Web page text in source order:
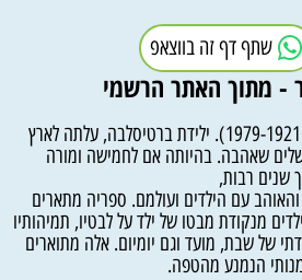
שתף דף זה בווצאפ
- מתוך האתר הרשמי
רבקה אליצור, סופרת ילדים (1979-1921). ילידת ברטיסלבה, עלתה לארץ
שאהבה. בהיותה אם לחמישה ומורה
שנים רבות,
עם הילדים ועולמם. ספריה מתארים
מנקודת מבטו של ילד על לבטיו, תמיהותיו
של שבת, מועד וגם יומיום. אלה מתוארים
הנמנע מהטפה.